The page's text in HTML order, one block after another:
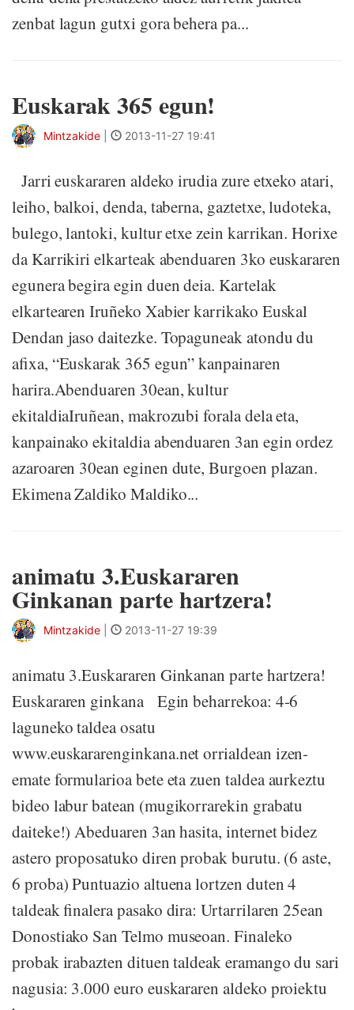
zenbat lagun gutxi gora behera pa...
Euskarak 365 egun!
Mintzakide 2013-11-27 19:41
Jarri euskararen aldeko irudia zure etxeko atari,
leiho, balkoi, denda, taberna, gaztetxe, ludoteka,
bulego, lantoki, kultur etxe zein karrikan. Horixe
da Karrikiri elkarteak abenduaren 3ko euskararen
egunera begira egin duen deia. Kartelak
elkartearen Iruñeko Xabier karrikako Euskal
Dendan jaso daitezke. Topaguneak atondu du
afixa, “Euskarak 365 egun” kanpainaren
harira.Abenduaren 30ean, kultur
ekitaldiaIruñean, makrozubi forala dela eta,
kanpainako ekitaldia abenduaren 3an egin ordez
azaroaren 30ean eginen dute, Burgoen plazan.
Ekimena Zaldiko Maldiko...
animatu 3.Euskararen
Ginkanan parte hartzera!
Mintzakide 2013-11-27 19:39
animatu 3.Euskararen Ginkanan parte hartzera!
Euskararen ginkana Egin beharrekoa: 4-6
laguneko taldea osatu
www.euskararenginkana.net orrialdean izen-
emate formularioa bete eta zuen taldea aurkeztu
bideo labur batean (mugikorrarekin grabatu
daiteke!) Abeduaren 3an hasita, internet bidez
astero proposatuko diren probak burutu. (6 aste,
6 proba) Puntuazio altuena lortzen duten 4
taldeak finalera pasako dira: Urtarrilaren 25ean
Donostiako San Telmo museoan. Finaleko
probak irabazten dituen taldeak eramango du sari
nagusia: 3.000 euro euskararen aldeko proiektu